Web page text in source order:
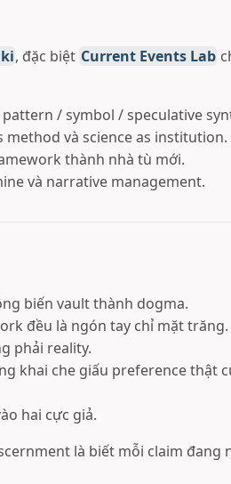
, đặc biệt Current Events Lab
/ symbol / speculative
và science as institution.
thành nhà tù mới.
và narrative management.
biến vault thành dogma.
đều là ngón tay chỉ mặt trăng.
phải reality.
khai che giấu preference thật
hai cực giả.
là biết mỗi claim đang